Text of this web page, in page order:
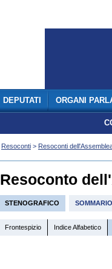
DEPUTATI ORGANI
Resoconti > Resoconti
Resoconto
STENOGRAFICO SOMMARIO
Frontespizio Indice Alfabetico